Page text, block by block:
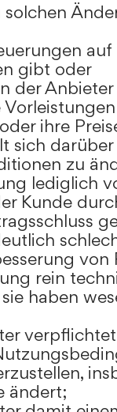
gibt oder
der Anbieter
ihre
darüber
zu
lediglich
Kunde
rein
haben
verpflichtet
ändert;